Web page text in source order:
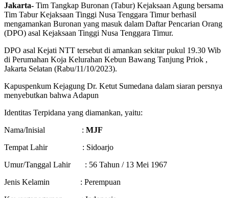
Jakarta- Tim Tangkap Buronan (Tabur) Kejaksaan Agung bersama
Tim Tabur Kejaksaan Tinggi Nusa Tenggara Timur berhasil
mengamankan Buronan yang masuk dalam Daftar Pencarian Orang
(DPO) asal Kejaksaan Tinggi Nusa Tenggara Timur.
DPO asal Kejati NTT tersebut di amankan sekitar pukul 19.30 Wib
di Perumahan Koja Kelurahan Kebun Bawang Tanjung Priok ,
Jakarta Selatan (Rabu/11/10/2023).
Kapuspenkum Kejagung Dr. Ketut Sumedana dalam siaran persnya
menyebutkan bahwa Adapun
Identitas Terpidana yang diamankan, yaitu:
Nama/Inisial : MJF
Tempat Lahir : Sidoarjo
Umur/Tanggal Lahir : 56 Tahun / 13 Mei 1967
Jenis Kelamin : Perempuan